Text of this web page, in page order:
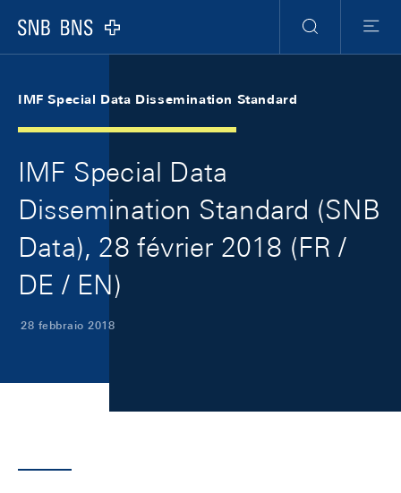
Logo
Ricerca
Menu
IMF Special Data Dissemination Standard
IMF Special Data
Dissemination Standard (SNB
Data), 28 février 2018 (FR /
DE / EN)
28 febbraio 2018